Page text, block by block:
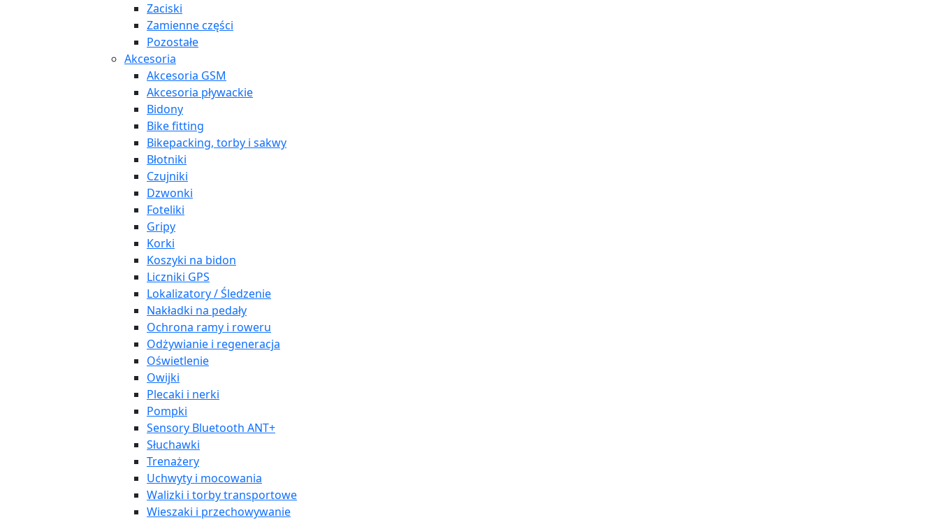
Zaciski
Zamienne części
Pozostałe
Akcesoria
Akcesoria GSM
Akcesoria pływackie
Bidony
Bike fitting
Bikepacking, torby i sakwy
Błotniki
Czujniki
Dzwonki
Foteliki
Gripy
Korki
Koszyki na bidon
Liczniki GPS
Lokalizatory / Śledzenie
Nakładki na pedały
Ochrona ramy i roweru
Odżywianie i regeneracja
Oświetlenie
Owijki
Plecaki i nerki
Pompki
Sensory Bluetooth ANT+
Słuchawki
Trenażery
Uchwyty i mocowania
Walizki i torby transportowe
Wieszaki i przechowywanie